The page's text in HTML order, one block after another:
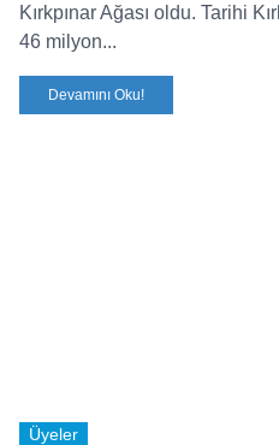
Kırkpınar Ağası oldu. Tarihi
46 milyon...
Devamını Oku!
Üyeler